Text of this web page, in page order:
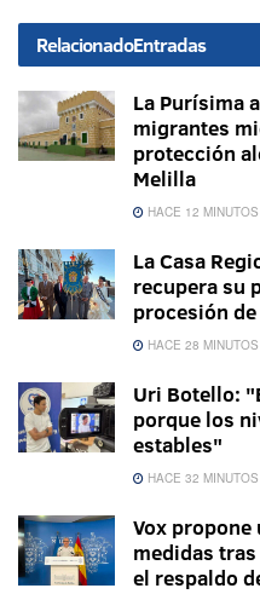
RelacionadoEntradas
La Purísima
migrantes
protección
Melilla
HACE 12 MINUTOS
La Casa
recupera su
procesión
HACE 28 MINUTOS
Uri Botello:
porque los
estables"
HACE 32 MINUTOS
Vox
medidas
el respaldo